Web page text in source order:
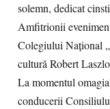
solemn, dedicat
Amfitrionii
Colegiului Național
cultură Robert
La momentul
conducerii